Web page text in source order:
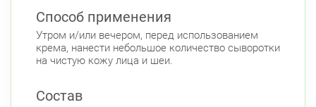
Способ применения
Утром и/или вечером, перед использованием
крема, нанести небольшое количество сыворотки
на чистую кожу лица и шеи.
Состав